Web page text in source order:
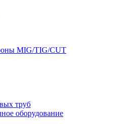
MIG/TIG/CUT
труб
оборудование